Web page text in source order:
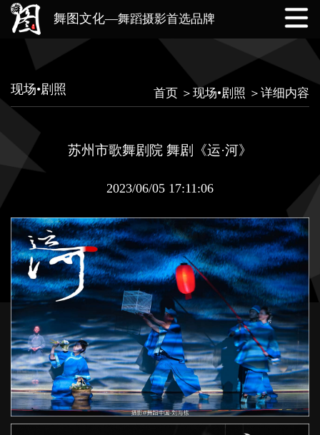
舞图文化—舞蹈摄影首选品牌
网站首页 公司简介 我们的团队
作品展示 业务范围 实时动态
联系我们
现场•剧照 详细内容
现场•剧照 ＞
首页 ＞
苏州市歌舞剧院 舞剧《运·河》
2023/06/05 17:11:06